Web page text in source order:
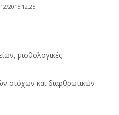
2015 12:25
μισθολογικές
στόχων και διαρθρωτικών